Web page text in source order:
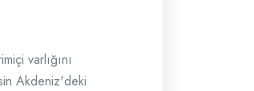
varlığını
Akdeniz'deki